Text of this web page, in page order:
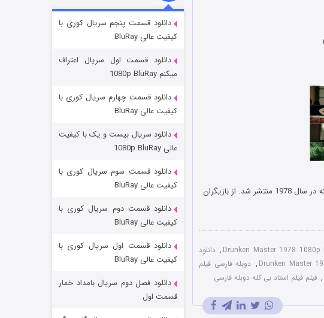
به کارگردانی یوئن وو-پینگ است که در سال 1978 منتشر شد. از بازیگران
, دانلود
, دوبله فارسی فیلم
, فیلم فیلم استاد بی کله دوبله فارسی
قسمت۲ (زیرنویس) منتشر شد
مردگان متحرک: شهر مرده ۳
شکست استوارت در نجات جهان
دانلود قسمت پنجم سریال کوری با
کیفیت عالی BluRay
دانلود قسمت اول سریال اعتراف
میکنم 1080p BluRay
دانلود قسمت چهارم سریال کوری با
کیفیت عالی BluRay
دانلود سریال بیست و یک با کیفیت
عالی 1080p BluRay
دانلود قسمت سوم سریال کوری با
کیفیت عالی BluRay
دانلود قسمت دوم سریال کوری با
کیفیت عالی BluRay
دانلود قسمت اول سریال کوری با
کیفیت عالی BluRay
دانلود فصل دوم سریال بامداد خمار
قسمت اول